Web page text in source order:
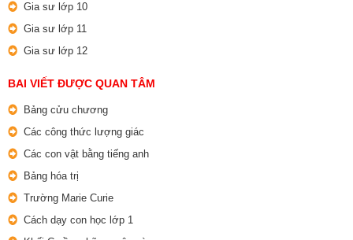
Gia sư lớp 10
Gia sư lớp 11
Gia sư lớp 12
BAI VIẾT ĐƯỢC QUAN TÂM
Bảng cửu chương
Các công thức lượng giác
Các con vật bằng tiếng anh
Bảng hóa trị
Trường Marie Curie
Cách dạy con học lớp 1